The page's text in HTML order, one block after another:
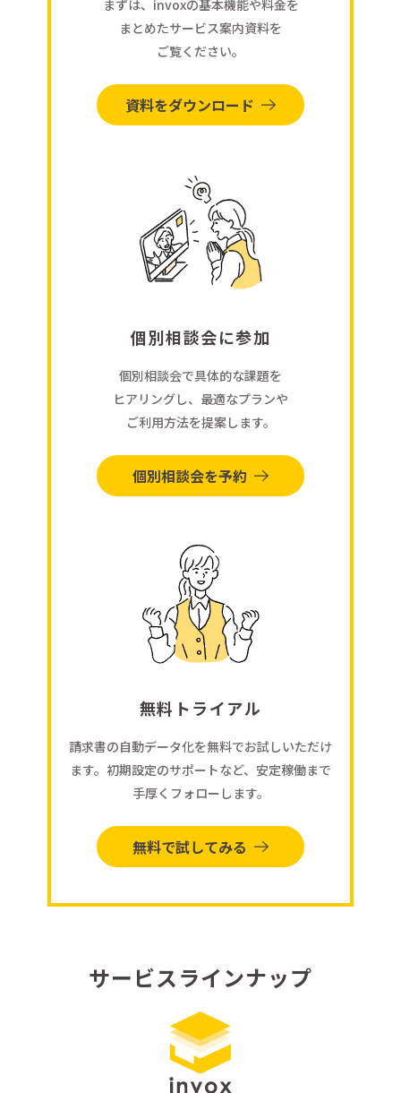
まずは、invoxの基本機能や料金を
まとめたサービス案内資料を
ご覧ください。
資料をダウンロード
個別相談会に参加
個別相談会で具体的な課題を
ヒアリングし、最適なプランや
ご利用方法を提案します。
個別相談会を予約
無料トライアル
請求書の自動データ化を無料でお試しいただけ
ます。初期設定のサポートなど、安定稼働まで
手厚くフォローします。
無料で試してみる
サービスラインナップ